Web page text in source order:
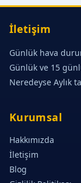
İletişim
Günlük hava
Günlük ve 15
Neredeyse Aylık
Kurumsal
Hakkımızda
İletişim
Blog